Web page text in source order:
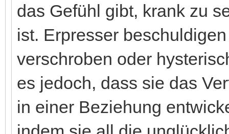
das Gefühl gibt, krank zu
ist. Erpresser
verschroben oder
es jedoch, dass sie das
in einer Beziehung